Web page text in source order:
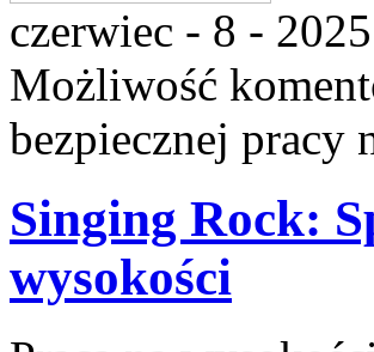
czerwiec - 8 - 2025
Możliwość
bezpiecznej pracy
Singing Rock:
wysokości